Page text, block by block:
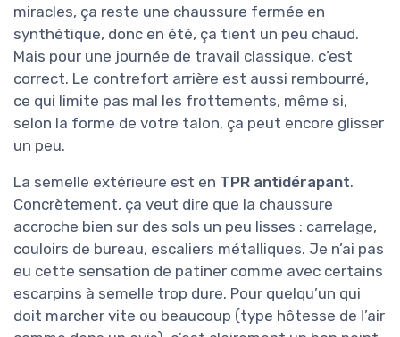
miracles, ça reste une chaussure fermée en
synthétique, donc en été, ça tient un peu chaud.
Mais pour une journée de travail classique, c’est
correct. Le contrefort arrière est aussi rembourré,
ce qui limite pas mal les frottements, même si,
selon la forme de votre talon, ça peut encore glisser
un peu.
La semelle extérieure est en TPR antidérapant.
Concrètement, ça veut dire que la chaussure
accroche bien sur des sols un peu lisses : carrelage,
couloirs de bureau, escaliers métalliques. Je n’ai pas
eu cette sensation de patiner comme avec certains
escarpins à semelle trop dure. Pour quelqu’un qui
doit marcher vite ou beaucoup (type hôtesse de l’air